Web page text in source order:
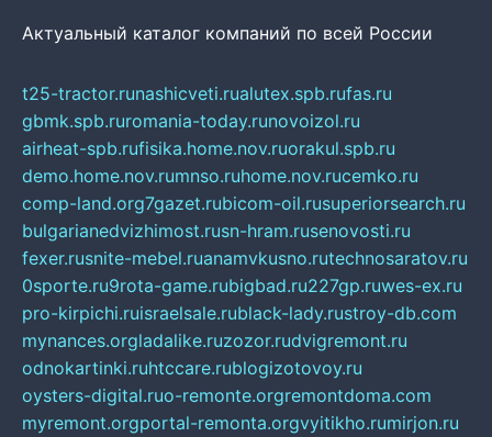
Актуальный каталог компаний по всей России
t25-tractor.runashicveti.rualutex.spb.rufas.ru
gbmk.spb.ruromania-today.runovoizol.ru
airheat-spb.rufisika.home.nov.ruorakul.spb.ru
demo.home.nov.rumnso.ruhome.nov.rucemko.ru
comp-land.org7gazet.rubicom-oil.rusuperiorsearch.ru
bulgarianedvizhimost.rusn-hram.rusenovosti.ru
fexer.rusnite-mebel.ruanamvkusno.rutechnosaratov.ru
0sporte.ru9rota-game.rubigbad.ru227gp.ruwes-ex.ru
pro-kirpichi.ruisraelsale.rublack-lady.rustroy-db.com
mynances.orgladalike.ruzozor.rudvigremont.ru
odnokartinki.ruhtccare.rublogizotovoy.ru
oysters-digital.ruo-remonte.orgremontdoma.com
myremont.orgportal-remonta.orgvyitikho.rumirjon.ru